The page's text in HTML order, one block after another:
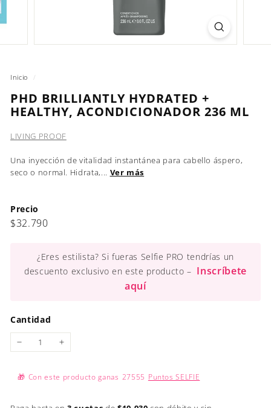
Inicio /
PHD BRILLIANTLY HYDRATED +
HEALTHY, ACONDICIONADOR 236 ML
LIVING PROOF
Una inyección de vitalidad instantánea para cabello áspero,
seco o normal. Hidrata,... Ver más
Precio
Precio
$32.790$32.790
¿Eres estilista? Si fueras Selfie PRO tendrías un
descuento exclusivo en este producto – Inscríbete
aquí
Cantidad
+
🎁 Con este producto ganas 27555 Puntos SELFIE